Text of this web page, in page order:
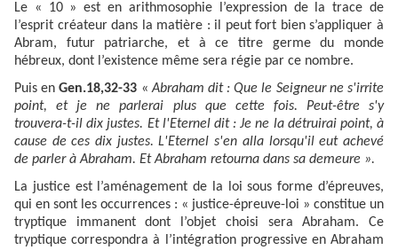
Le « 10 » est en arithmosophie l’expression de la trace de
l’esprit créateur dans la matière : il peut fort bien s’appliquer à
Abram, futur patriarche, et à ce titre germe du monde
hébreux, dont l’existence même sera régie par ce nombre.
Puis enGen.18,32-33 «Abraham dit : Que le Seigneur ne s'irrite
point, et je ne parlerai plus que cette fois. Peut-être s'y
trouvera-t-il dix justes. Et l'Eternel dit : Je ne la détruirai point, à
cause de ces dix justes. L'Eternel s'en alla lorsqu'il eut achevé
de parler à Abraham. Et Abraham retourna dans sa demeure ».
La justice est l’aménagement de la loi sous forme d’épreuves,
qui en sont les occurrences : « justice-épreuve-loi » constitue un
tryptique immanent dont l’objet choisi sera Abraham. Ce
tryptique correspondra à l’intégration progressive en Abraham